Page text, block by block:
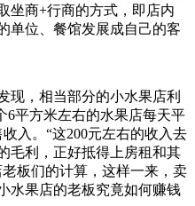
坐商+行商的方式，即店内
单位、餐馆发展成自己的客
现，相当部分的小水果店利
6平方米左右的水果店每天平
入。“这200元左右的收入去
毛利，正好抵得上房租和其
板们的计算，这样一来，卖
水果店的老板究竟如何赚钱